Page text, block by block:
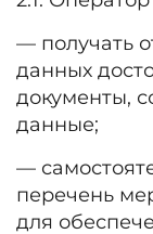
— получать
данных
документы,
данные;
—
перечень
для